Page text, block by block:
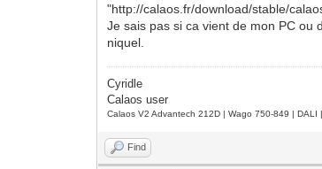
"http://calaos.fr/download/stable/
Je sais pas si ca vient de mon PC ou
niquel.
Cyridle
Calaos user
Calaos V2 Advantech 212D | Wago 750-849 |
Find